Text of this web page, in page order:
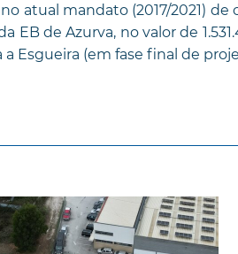
atual mandato (2017/2021) de
EB de Azurva, no valor de
Esgueira (em fase final de